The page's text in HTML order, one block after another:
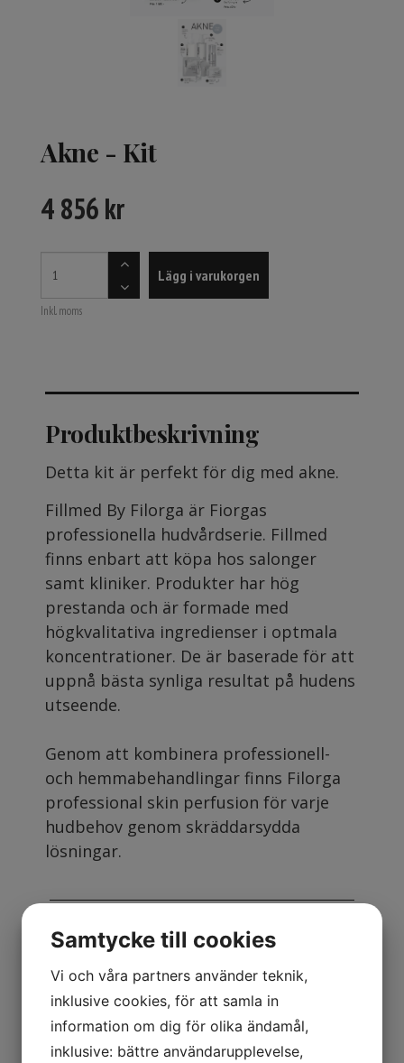
Akne - Kit
4 856kr
Lägg i varukorgen
Inkl. moms
Produktbeskrivning
Detta kit är perfekt för dig med akne.
Fillmed By Filorga är Fiorgas
professionella hudvårdserie. Fillmed
finns enbart att köpa hos salonger
samt kliniker. Produkter har hög
prestanda och är formade med
högkvalitativa ingredienser i optmala
koncentrationer. De är baserade för att
uppnå bästa synliga resultat på hudens
utseende.
Genom att kombinera professionell-
och hemmabehandlingar finns Filorga
professional skin perfusion för varje
hudbehov genom skräddarsydda
lösningar.
Följande kit innehåller
Samtycke till cookies
Vi och våra partners använder teknik,
inklusive cookies, för att samla in
information om dig för olika ändamål,
inklusive: bättre användarupplevelse,